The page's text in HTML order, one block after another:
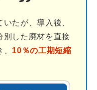
たが、導入後、
別した廃材を直接
10％の工期短縮